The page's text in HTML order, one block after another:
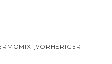
[VORHERIGER